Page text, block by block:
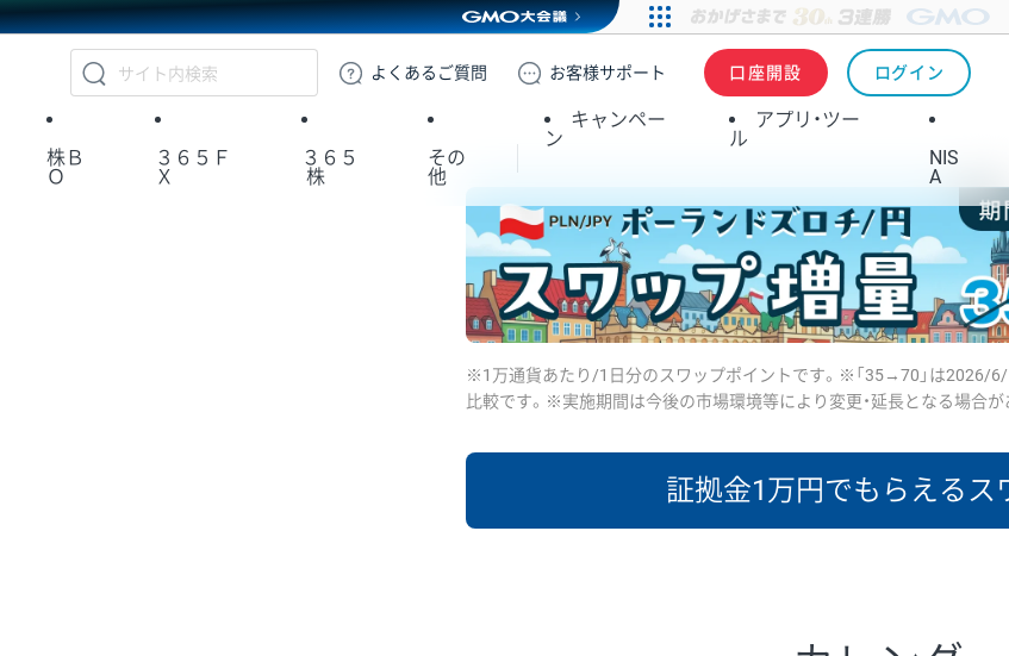
GMOクリック証券
よくある ご質問 お客様サポート 口座開設 ログイン
株Ｂ
Ｏ
３６５Ｆ
Ｘ
３６５
株
その
他
キャンペー
ン
アプリ・ツー
ル
NIS
A
※1万通貨あたり/1日分のスワップポイントです。※「35→70」は2026/6/
比較です。※実施期間は今後の市場環境等により変更・延長となる場合が
証拠金1万円でもらえるス